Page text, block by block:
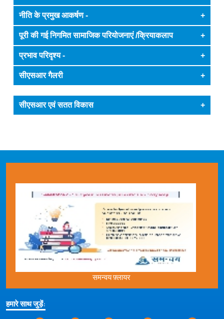
नीति के प्रमुख आकर्षण - +
पूरी की गई निगमित सामाजिक परियोजनाएं /क्रियाकलाप +
प्रभाव परिदृश्‍य - +
सीएसआर गैलरी +
सीएसआर एवं सतत विकास +
समन्वय फ़्लायर
हमारे साथ जुड़ें: